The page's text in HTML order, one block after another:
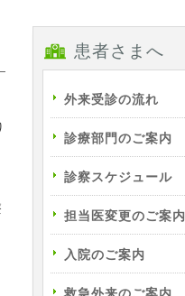
患者さまへ
外来受診の流れ
診療部門のご案内
診察スケジュール
担当医変更のご案内
入院のご案内